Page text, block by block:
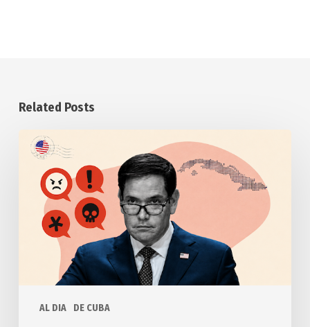
Related Posts
AL DIA DE CUBA
Anuncia
Estados
Unidos
medidas
punitivas